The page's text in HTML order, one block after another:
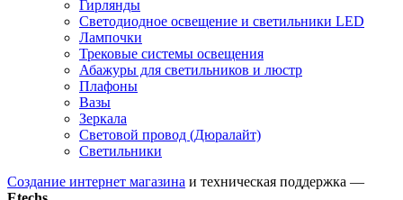
Гирлянды
Светодиодное освещение и светильники LED
Лампочки
Трековые системы освещения
Абажуры для светильников и люстр
Плафоны
Вазы
Зеркала
Световой провод (Дюралайт)
Светильники
Создание интернет магазина и техническая поддержка —